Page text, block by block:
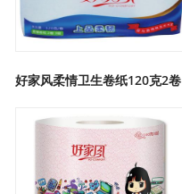
好家风柔情卫生卷纸120克2卷